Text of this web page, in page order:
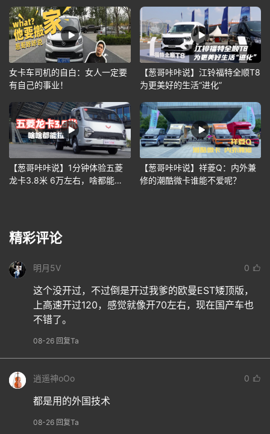
女卡车司机的自白：女人一定要
有自己的事业！
【葱哥咔咔说】江铃福特全顺T8
为更美好的生活“进化”
【葱哥咔咔说】1分钟体验五菱
龙卡3.8米 6万左右，啥都能
【葱哥咔咔说】祥菱Q：内外兼
修的潮酷微卡谁能不爱呢？
精彩评论
明月5V 0
这个没开过，不过倒是开过我爹的欧曼EST矮顶版，
上高速开过120，感觉就像开70左右，现在国产车也
不错了。
08-26 回复Ta
逍遥神oOo 0
都是用的外国技术
08-26 回复Ta